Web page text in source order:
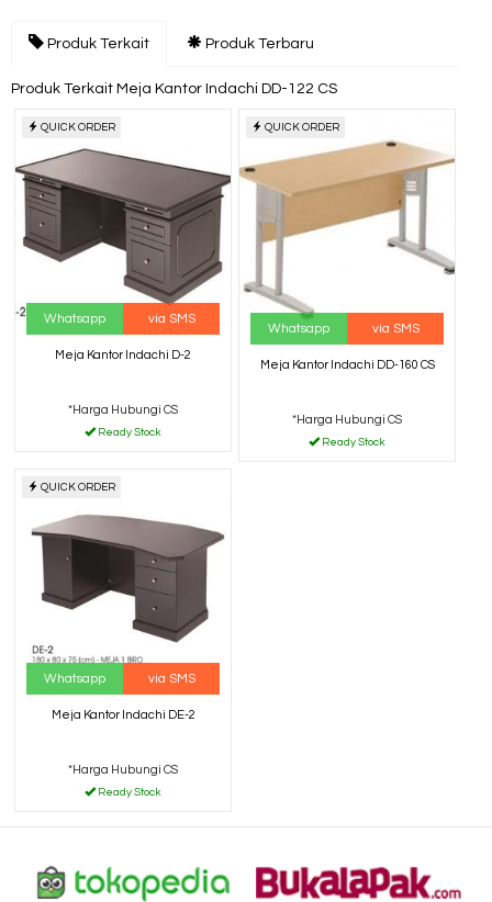
Produk Terkait Produk Terbaru
Produk Terkait Meja Kantor Indachi DD-122 CS
QUICK ORDER
Whatsapp via SMS
Meja Kantor Indachi D-2
*Harga Hubungi CS
Ready Stock
QUICK ORDER
Whatsapp via SMS
Meja Kantor Indachi DD-160 CS
*Harga Hubungi CS
Ready Stock
QUICK ORDER
Whatsapp via SMS
Meja Kantor Indachi DE-2
*Harga Hubungi CS
Ready Stock